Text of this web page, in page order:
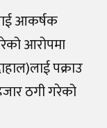
आकर्षक
आरोपमा
पक्राउ
ठगी गरेको